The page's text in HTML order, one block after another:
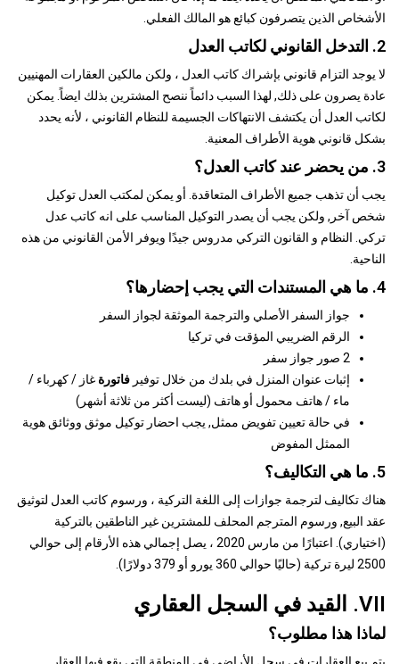
الأشخاص الذين يتصرفون كبائع هو المالك الفعلي.
2. التدخل القانوني لكاتب العدل
لا يوجد التزام قانوني بإشراك كاتب العدل ، ولكن مالكين العقارات المهنيين
عادة يصرون على ذلك, لهذا السبب دائماً ننصح المشترين بذلك ايضاً. يمكن
لكاتب العدل أن يكتشف الانتهاكات الجسيمة للنظام القانوني ، لأنه يحدد
بشكل قانوني هوية الأطراف المعنية.
3. من يحضر عند كاتب العدل؟
يجب أن تذهب جميع الأطراف المتعاقدة. أو يمكن لمكتب العدل توكيل
شخص آخر, ولكن يجب أن يصدر التوكيل المناسب على انه كاتب عدل
تركي. النظام و القانون التركي مدروس جيدًا ويوفر الأمن القانوني من هذه
الناحية.
4. ما هي المستندات التي يجب إحضارها؟
جواز السفر الأصلي والترجمة الموثقة لجواز السفر
الرقم الضريبي المؤقت في تركيا
2 صور جواز سفر
إثبات عنوان المنزل في بلدك من خلال توفير فاتورة غاز / كهرباء /
ماء / هاتف محمول أو هاتف (ليست أكثر من ثلاثة أشهر)
في حالة تعيين تفويض ممثل, يجب احضار توكيل موثق ووثائق هوية
الممثل المفوض
5. ما هي التكاليف؟
هناك تكاليف لترجمة جوازات إلى اللغة التركية ، ورسوم كاتب العدل لتوثيق
عقد البيع, ورسوم المترجم المحلف للمشترين غير الناطقين بالتركية
(اختياري). اعتبارًا من مارس 2020 ، يصل إجمالي هذه الأرقام إلى حوالي
2500 ليرة تركية (حاليًا حوالي 360 يورو أو 379 دولارًا).
VII. القيد في السجل العقاري
لماذا هذا مطلوب؟
يتم بيع العقارات في سجل الأراضي في المنطقة التي يقع فيها العقار.